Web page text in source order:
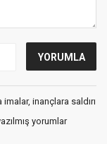
inançlara saldırı
yorumlar